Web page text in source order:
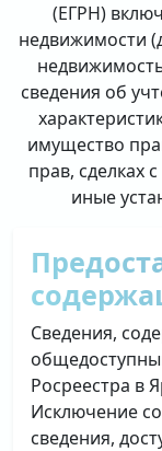
(ЕГРН)
недвижимости
сведения об
имущество
прав, сделках
иные
Сведения,
Росреестра в
Исключение
сведения,